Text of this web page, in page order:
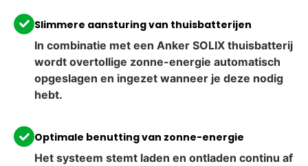
Slimmere aansturing van thuisbatterijen
In combinatie met een Anker SOLIX thuisbatterij
wordt overtollige zonne-energie automatisch
opgeslagen en ingezet wanneer je deze nodig
hebt.
Optimale benutting van zonne-energie
Het systeem stemt laden en ontladen continu af